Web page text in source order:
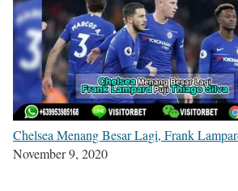
Chelsea Menang Besar Lagi, Frank
November 9, 2020